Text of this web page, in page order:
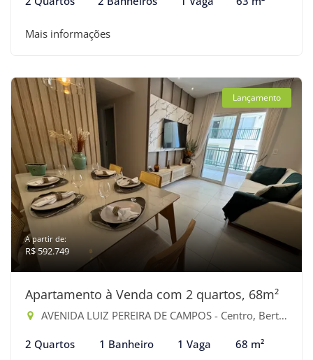
Mais informações
Lançamento
A partir de:
R$ 592.749
Apartamento à Venda com 2 quartos, 68m²
AVENIDA LUIZ PEREIRA DE CAMPOS - Centro, Bertioga-SP
2 Quartos 1 Banheiro 1 Vaga 68 m²